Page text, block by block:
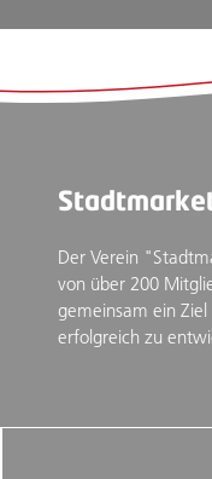
Der Verein
von über 200
gemeinsam ein
erfolgreich zu